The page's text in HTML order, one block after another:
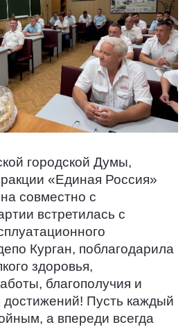
городской Думы,
«Единая Россия»
совместно с
встретилась с
Курган, поблагодарила
здоровья,
благополучия и
достижений! Пусть каждый
а впереди всегда